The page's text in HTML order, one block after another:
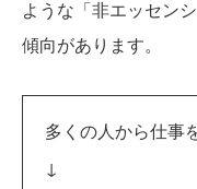
ような「非エッセン
傾向があります。
多くの人から仕事
↓